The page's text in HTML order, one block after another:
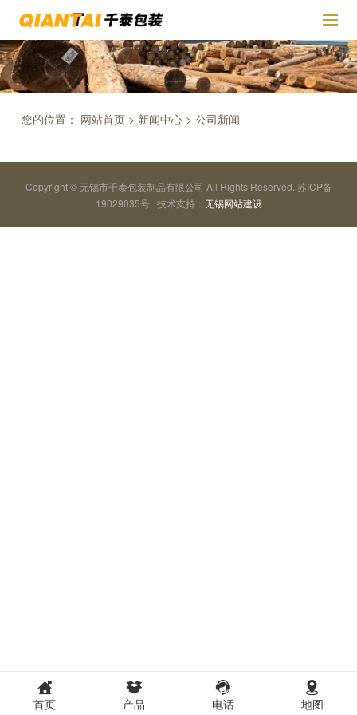
您的位置： 网站首页 > 新闻中心 > 公司新闻
Copyright © 无锡市千泰包装制品有限公司 All Rights Reserved. 苏ICP备
19029035号 技术支持： 无锡网站建设
首页 产品 电话 地图